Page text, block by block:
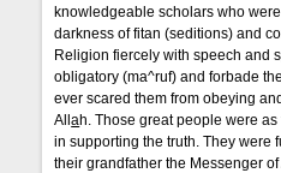
knowledgeable scholars who
darkness of fitan (seditions) and
Religion fiercely with speech and
obligatory (ma^ruf) and forbade
ever scared them from obeying
Allah. Those great people were
in supporting the truth. They were
their grandfather the Messenger of